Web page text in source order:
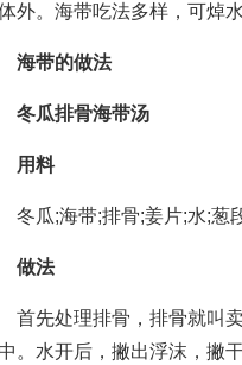
外。海带吃法多样，可焯
海带的做法
冬瓜排骨海带汤
用料
瓜;海带;排骨;姜片;水;葱
做法
先处理排骨，排骨就叫卖
。水开后，撇出浮沫，撇